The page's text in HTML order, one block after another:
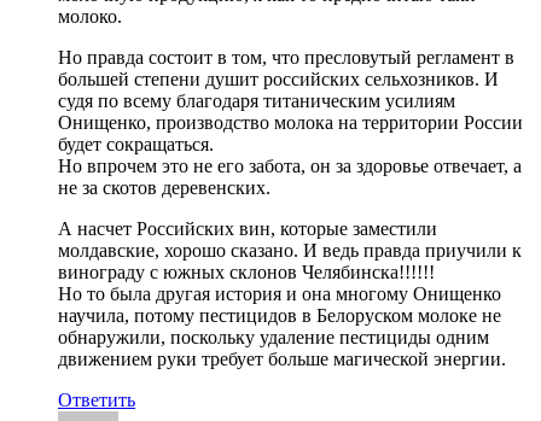
молоко.
Но правда состоит в том, что пресловутый регламент в
большей степени душит российских сельхозников. И
судя по всему благодаря титаническим усилиям
Онищенко, производство молока на территории России
будет сокращаться.
Но впрочем это не его забота, он за здоровье отвечает, а
не за скотов деревенских.
А насчет Российских вин, которые заместили
молдавские, хорошо сказано. И ведь правда приучили к
винограду с южных склонов Челябинска!!!!!!
Но то была другая история и она многому Онищенко
научила, потому пестицидов в Белоруском молоке не
обнаружили, поскольку удаление пестициды одним
движением руки требует больше магической энергии.
Ответить